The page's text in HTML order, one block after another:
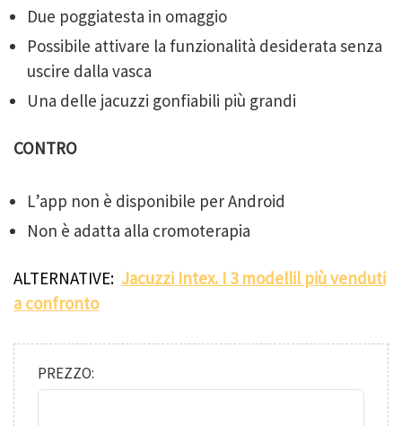
Due poggiatesta in omaggio
Possibile attivare la funzionalità desiderata senza
uscire dalla vasca
Una delle jacuzzi gonfiabili più grandi
CONTRO
L’app non è disponibile per Android
Non è adatta alla cromoterapia
ALTERNATIVE: Jacuzzi Intex. I 3 modellil più venduti
a confronto
PREZZO: